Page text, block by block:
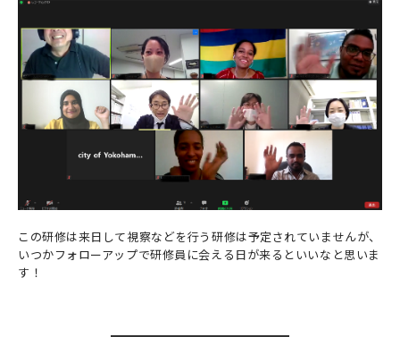
この研修は来日して視察などを行う研修は予定されていませんが、
いつかフォローアップで研修員に会える日が来るといいなと思いま
す！